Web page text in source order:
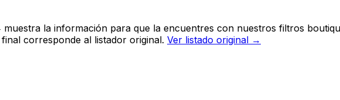
muestra la información para que la encuentres con nuestros filtros
corresponde al listador original. Ver listado original →